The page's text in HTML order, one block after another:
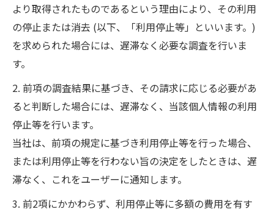
より取得されたものであるという理由により、その利用
の停止または消去 (以下、「利用停止等」といいます。)
を求められた場合には、遅滞なく必要な調査を行いま
す。
2. 前項の調査結果に基づき、その請求に応じる必要があ
ると判断した場合には、遅滞なく、当該個人情報の利用
停止等を行います。
当社は、前項の規定に基づき利用停止等を行った場合、
または利用停止等を行わない旨の決定をしたときは、遅
滞なく、これをユーザーに通知します。
3. 前2項にかかわらず、利用停止等に多額の費用を有す